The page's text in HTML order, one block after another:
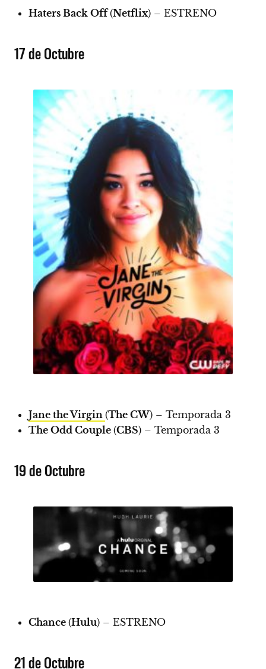
Haters Back Off(Netflix) – ESTRENO
17 de Octubre
Jane the Virgin (The CW) – Temporada 3
The Odd Couple (CBS) – Temporada 3
19 de Octubre
Chance (Hulu) – ESTRENO
21 de Octubre